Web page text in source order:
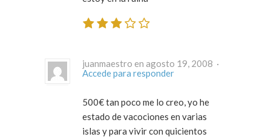
juanmaestro en agosto 19, 2008 ·
Accede para responder
500€ tan poco me lo creo, yo he
estado de vacociones en varias
islas y para vivir con quicientos